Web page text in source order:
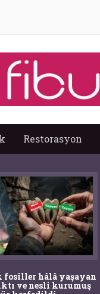
Restorasyon
fosiller hâlâ yaşayan
ve nesli kurumuş